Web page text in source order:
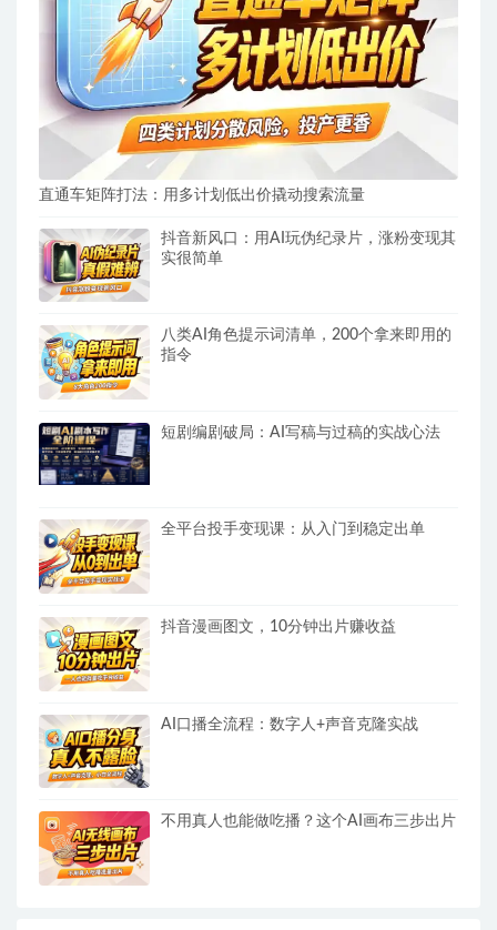
直通车矩阵打法：用多计划低出价撬动搜索流量
抖音新风口：用AI玩伪纪录片，涨粉变现其
实很简单
八类AI角色提示词清单，200个拿来即用的
指令
短剧编剧破局：AI写稿与过稿的实战心法
全平台投手变现课：从入门到稳定出单
抖音漫画图文，10分钟出片赚收益
AI口播全流程：数字人+声音克隆实战
不用真人也能做吃播？这个AI画布三步出片